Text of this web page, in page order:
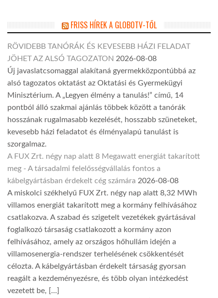
FRISS HÍREK A GLOBOTV-TŐL
RÖVIDEBB TANÓRÁK ÉS KEVESEBB HÁZI FELADAT
JÖHET AZ ALSÓ TAGOZATON 2026-08-08
Új javaslatcsomaggal alakítaná gyermekközpontúbbá az
alsó tagozatos oktatást az Oktatási és Gyermekügyi
Minisztérium. A „Legyen élmény a tanulás!” című, 14
pontból álló szakmai ajánlás többek között a tanórák
hosszának rugalmasabb kezelését, hosszabb szüneteket,
kevesebb házi feladatot és élményalapú tanulást is
szorgalmaz.
A FUX Zrt. négy nap alatt 8 Megawatt energiát takarított
meg - A társadalmi felelősségvállalás fontos a
kábelgyártásban érdekelt cég számára 2026-08-08
A miskolci székhelyű FUX Zrt. négy nap alatt 8,32 MWh
villamos energiát takarított meg a kormány felhívásához
csatlakozva. A szabad és szigetelt vezetékek gyártásával
foglalkozó társaság csatlakozott a kormány azon
felhívásához, amely az országos hőhullám idején a
villamosenergia-rendszer terhelésének csökkentését
célozta. A kábelgyártásban érdekelt társaság gyorsan
reagált a kezdeményezésre, és több olyan intézkedést
vezetett be, […]